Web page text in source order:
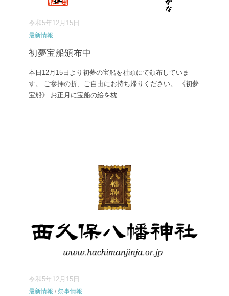
令和5年12月15日
最新情報
初夢宝船頒布中
本日12月15日より初夢の宝船を社頭にて頒布していま
す。 ご参拝の折、ご自由にお持ち帰りください。 《初夢
宝船》 お正月に宝船の絵を枕...
令和5年12月15日
最新情報 / 祭事情報